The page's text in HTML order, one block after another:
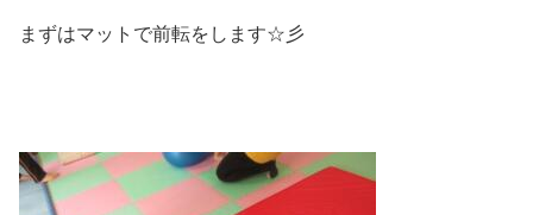
まずはマットで前転をします☆彡